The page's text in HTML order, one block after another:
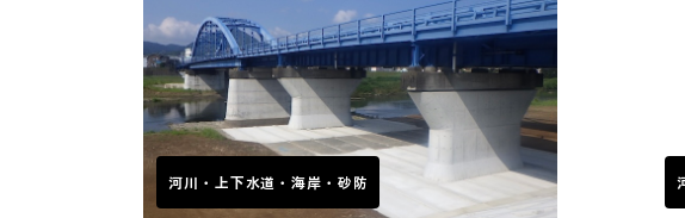
河川・上下水道・海岸・砂防